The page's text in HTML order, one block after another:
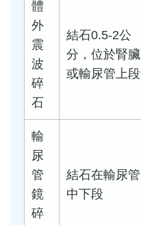
體
外
震
波
碎
石
結石0.5-2公
分，位於腎臟
或輸尿管上段
輸
尿
管
鏡
碎
結石在輸尿管
中下段